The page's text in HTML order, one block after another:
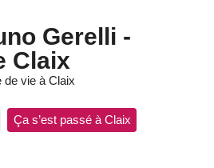
Gerelli -
Claix
de vie à Claix
Ça s’est passé à Claix